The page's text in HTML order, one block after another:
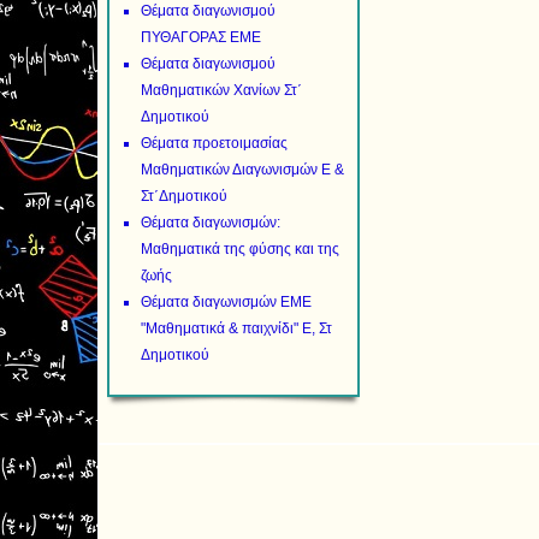
Θέματα διαγωνισμού
ΠΥΘΑΓΟΡΑΣ ΕΜΕ
Θέματα διαγωνισμού
Μαθηματικών Χανίων Στ΄
Δημοτικού
Θέματα προετοιμασίας
Μαθηματικών Διαγωνισμών Ε &
Στ΄Δημοτικού
Θέματα διαγωνισμών:
Μαθηματικά της φύσης και της
ζωής
Θέματα διαγωνισμών ΕΜΕ
"Μαθηματικά & παιχνίδι" Ε, Στ
Δημοτικού